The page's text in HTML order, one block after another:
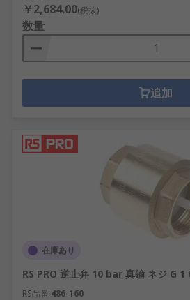
￥2,684.00(税抜)
数量
追加
在庫あり
RS PRO 逆止弁 10 bar 真鍮 ネジ G
RS品番 486-160